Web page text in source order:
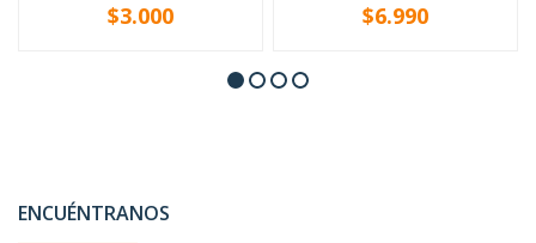
+
$3.000 +
$6.990
ENCUÉNTRANOS